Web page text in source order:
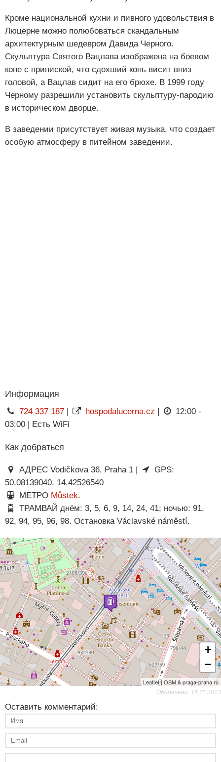
Кроме национальной кухни и пивного удовольствия в
Люцерне можно полюбоваться скандальным
архитектурным шедевром Давида Черного.
Скульптура Святого Вацлава изображена на боевом
коне с припиской, что сдохший конь висит вниз
головой, а Вацлав сидит на его брюхе. В 1999 году
Черному разрешили установить скульптуру-пародию
в историческом дворце.
В заведении присутствует живая музыка, что создает
особую атмосферу в питейном заведении.
Информация
724 337 187| hospodalucerna.cz |
12:00 -
03:00 | Есть WiFi
Как добраться
АДРЕС Vodičkova 36, Praha 1 |
GPS:
50.08139040, 14.42526540
МЕТРО Můstek.
ТРАМВАЙ днём: 3, 5, 6, 9, 14, 24, 41; ночью: 91,
92, 94, 95, 96, 98. Остановка Václavské náměstí.
+
−
Leaflet | OSM & praga-praha.ru
Обновлено: 16.11.2023
Оставить комментарий: